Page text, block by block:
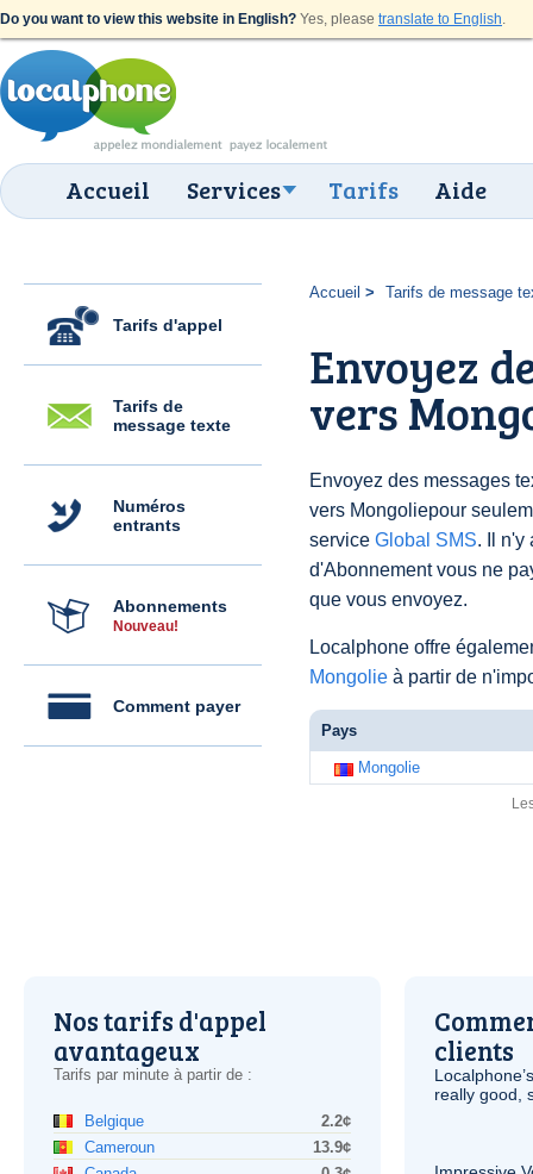
Do you want to view this website in English? Yes, please translate to English.
Accueil Services Tarifs Aide
Tarifs d'appel
Tarifs de
message texte
Numéros
entrants
Abonnements
Nouveau!
Comment payer
Accueil Tarifs de message
Envoyez
vers
Envoyez des messages
vers Mongoliepour
service Global SMS. Il n'y
d'Abonnement vous ne
que vous envoyez.
Localphone offre
Mongolie à partir de
Pays
Mongolie
Nos tarifs d'appel
avantageux
Tarifs par minute à partir de :
Belgique
2.2¢
Cameroun
13.9¢
clients
really good,